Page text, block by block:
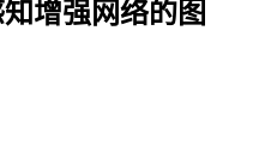
增强网络的图